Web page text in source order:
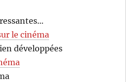
le cinéma
développées